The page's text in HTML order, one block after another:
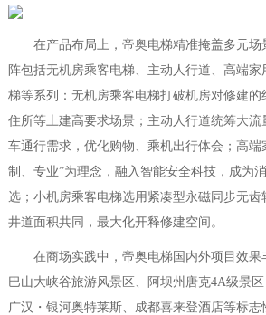
在产品布局上，帝奥电梯精准掩盖多元场
阵包括无机房乘客电梯、主动人行道、高端
梯等系列：无机房乘客电梯打破机房对修建
住所等土建高要求场景；主动人行道统筹大
车通行需求，优化购物、乘机出行体会；高端
制、专业”为理念，融入智能安全科技，成为
选；小机房乘客电梯选用紧凑型永磁同步无
井道面积共同，最大化开释修建空间。
在商场实践中，帝奥电梯国内外项目效果
巴山大峡谷旅游风景区、阿坝州唐克4A级景区
广汉・银河奥特莱斯、成都喜来登酒店等标志